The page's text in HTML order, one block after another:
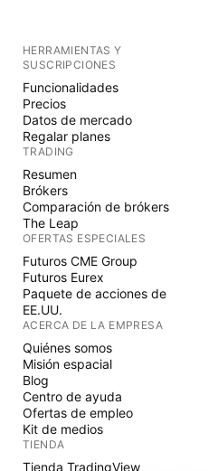
HERRAMIENTAS Y
SUSCRIPCIONES
Funcionalidades
Precios
Datos de mercado
Regalar planes
TRADING
Resumen
Brókers
Comparación de brókers
The Leap
OFERTAS ESPECIALES
Futuros CME Group
Futuros Eurex
Paquete de acciones de
EE.UU.
ACERCA DE LA EMPRESA
Quiénes somos
Misión espacial
Blog
Centro de ayuda
Ofertas de empleo
Kit de medios
TIENDA
Tienda TradingView